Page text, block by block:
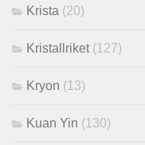
Krista (20)
Kristallriket (127)
Kryon (13)
Kuan Yin (130)